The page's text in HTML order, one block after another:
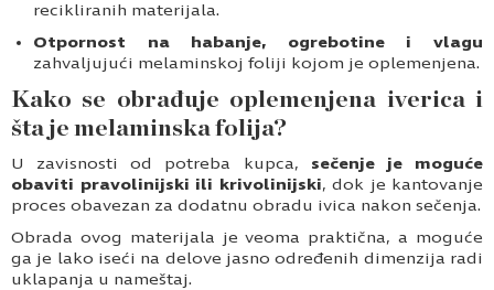
recikliranih materijala.
Otpornost na habanje, ogrebotine i vlagu
zahvaljujući melaminskoj foliji kojom je oplemenjena.
Kako se obrađuje oplemenjena iverica i
šta je melaminska folija?
U zavisnosti od potreba kupca, sečenje je moguće
obaviti pravolinijski ili krivolinijski, dok je kantovanje
proces obavezan za dodatnu obradu ivica nakon sečenja.
Obrada ovog materijala je veoma praktična, a moguće
ga je lako iseći na delove jasno određenih dimenzija radi
uklapanja u nameštaj.